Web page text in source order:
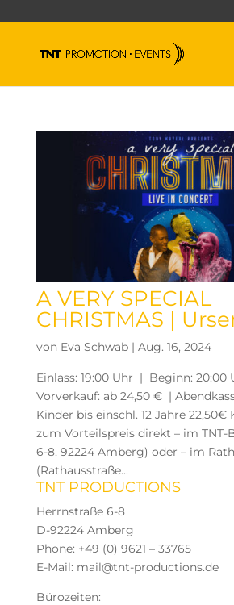
A VERY SPECIAL
CHRISTMAS |
von Eva Schwab| Aug. 16, 2024
Einlass: 19:00 Uhr | Beginn: 20:00
Vorverkauf: ab 24,50 € |
Kinder bis einschl. 12 Jahre
zum Vorteilspreis direkt – im TNT-
6-8, 92224 Amberg) oder – im
(Rathausstraße...
TNT PRODUCTIONS
Herrnstraße 6-8
D-92224 Amberg
Phone: +49 (0) 9621 – 33765
E-Mail: mail@tnt-productions.de
Bürozeiten: